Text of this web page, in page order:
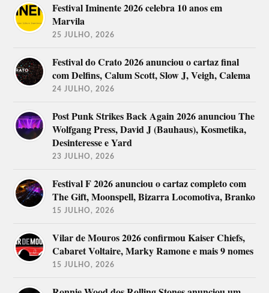
Festival Iminente 2026 celebra 10 anos em
Marvila
25 JULHO, 2026
Festival do Crato 2026 anunciou o cartaz final
com Delfins, Calum Scott, Slow J, Veigh, Calema
24 JULHO, 2026
Post Punk Strikes Back Again 2026 anunciou The
Wolfgang Press, David J (Bauhaus), Kosmetika,
Desinteresse e Yard
23 JULHO, 2026
Festival F 2026 anunciou o cartaz completo com
The Gift, Moonspell, Bizarra Locomotiva, Branko
15 JULHO, 2026
Vilar de Mouros 2026 confirmou Kaiser Chiefs,
Cabaret Voltaire, Marky Ramone e mais 9 nomes
15 JULHO, 2026